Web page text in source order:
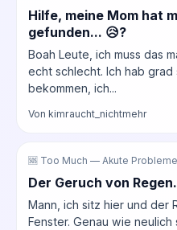
Hilfe, meine Mom hat
gefunden... 😥?
Boah Leute, ich muss das
echt schlecht. Ich hab grad
bekommen, ich...
Von kimraucht_nichtmehr
🆘 Too Much — Akute Probleme
Der Geruch von
Mann, ich sitz hier und der
Fenster. Genau wie